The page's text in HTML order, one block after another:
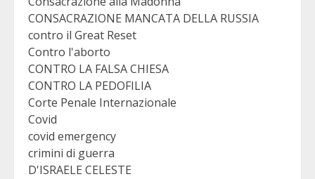
CONSACRAZIONE MANCATA DELLA RUSSIA
contro il Great Reset
Contro l'aborto
CONTRO LA FALSA CHIESA
CONTRO LA PEDOFILIA
Corte Penale Internazionale
Covid
covid emergency
crimini di guerra
D'ISRAELE CELESTE